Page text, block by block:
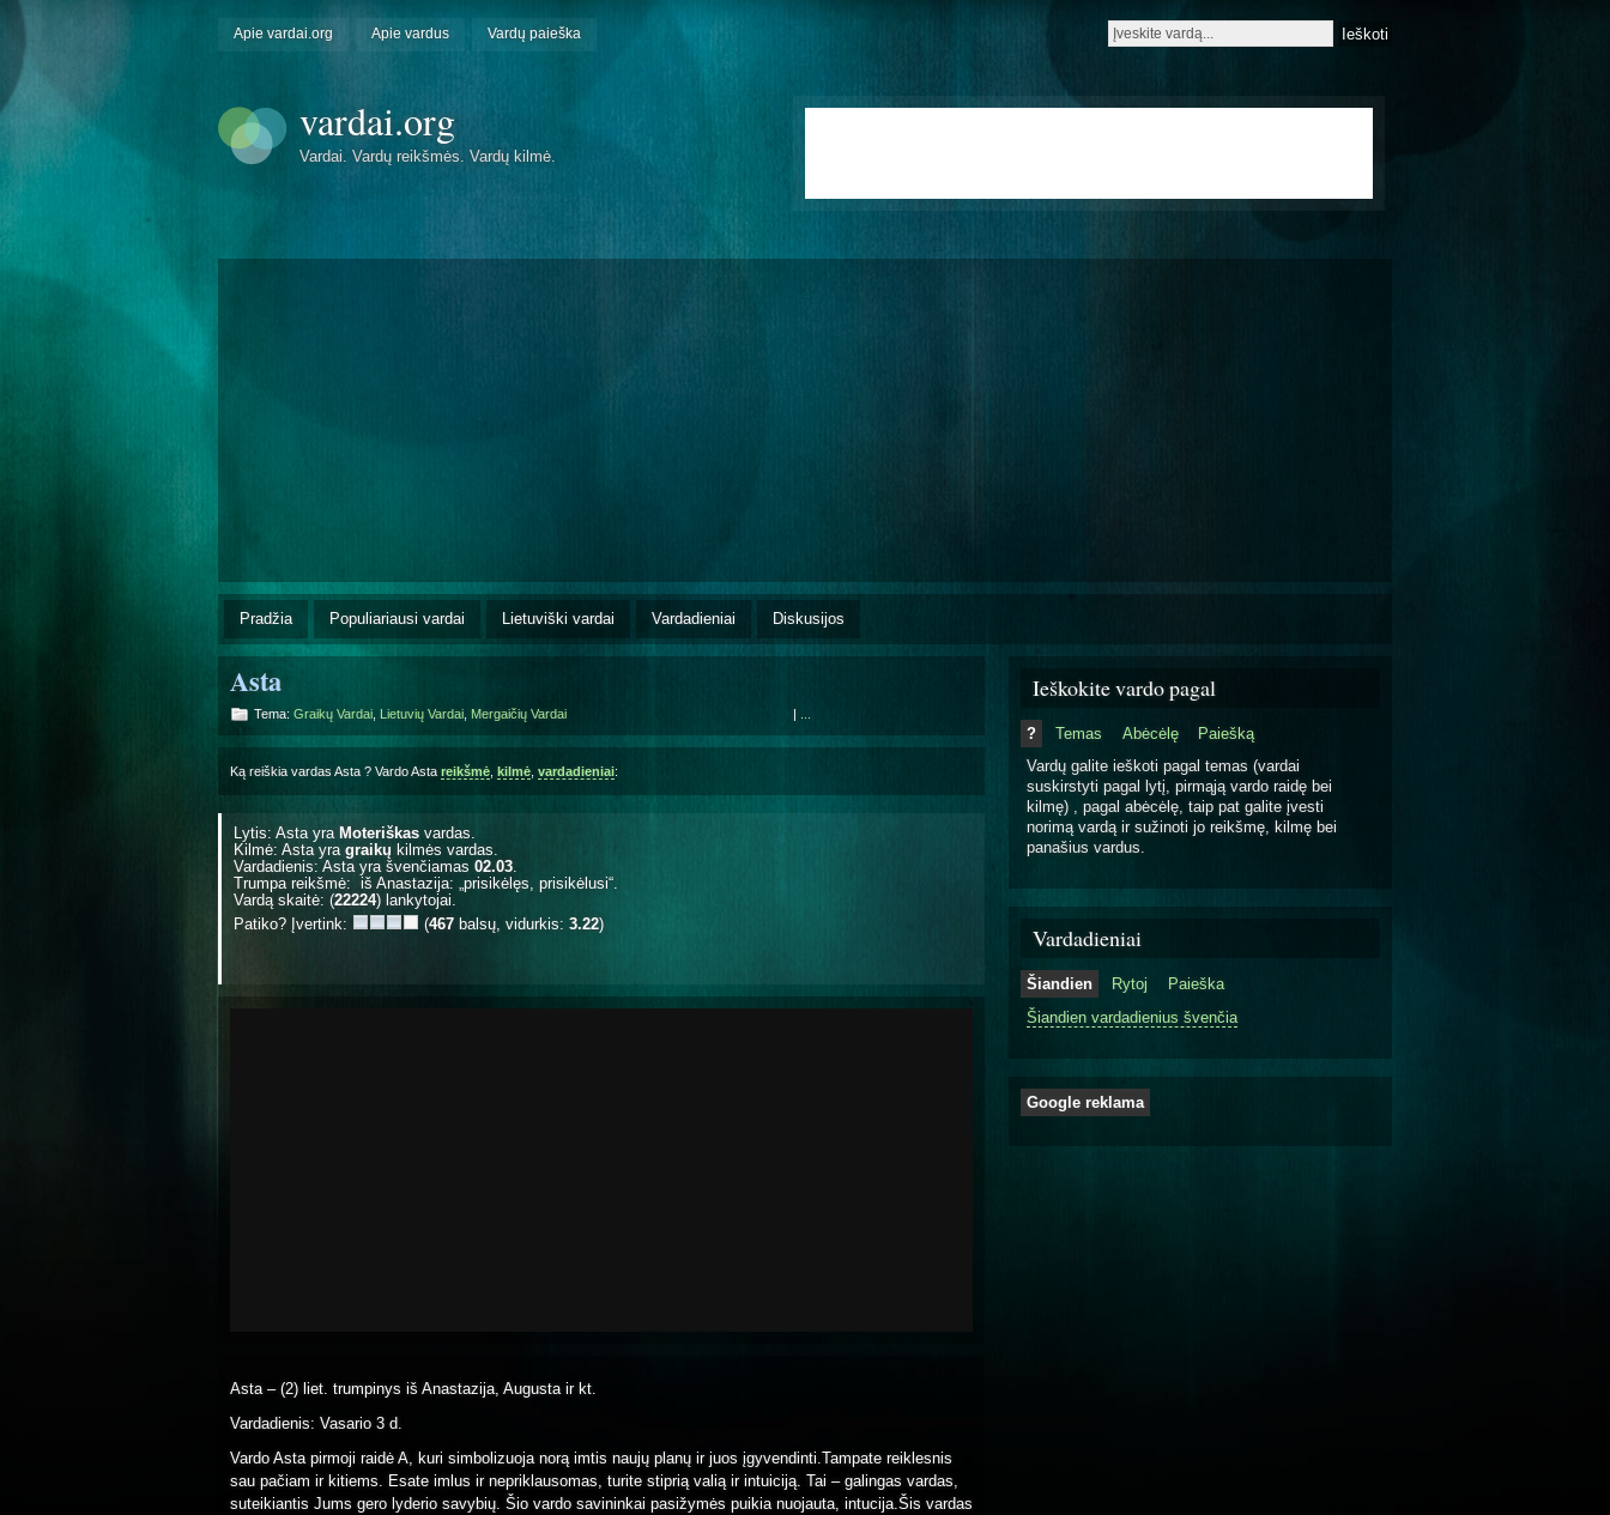
Apie vardai.org Apie vardus Vardų paieška
vardai.org
Vardai. Vardų reikšmės. Vardų kilmė.
Pradžia Populiariausi vardai Lietuviški vardai Vardadieniai Diskusijos
Asta
Tema: Graikų Vardai Lietuvių Vardai Mergaičių Vardai |
Ką reiškia vardas Asta ? Vardo Asta reikšmė kilmė vardadieniai:
Lytis: Asta yra Moteriškas vardas.
Kilmė: Asta yra graikų kilmės vardas.
Vardadienis: Asta yra švenčiamas 02.03
Trumpa reikšmė: iš Anastazija: „prisikėlęs, prisikėlusi“.
Vardą skaitė: (22224) lankytojai.
Patiko? Įvertink:
(467 balsų, vidurkis: 3.22)
Asta – (2) liet. trumpinys iš Anastazija, Augusta ir kt.
Vardadienis: Vasario 3 d.
Vardo Asta pirmoji raidė A, kuri simbolizuoja norą imtis naujų planų ir juos įgyvendinti.Tampate reiklesnis
sau pačiam ir kitiems. Esate imlus ir nepriklausomas, turite stiprią valią ir intuiciją. Tai – galingas vardas,
suteikiantis Jums gero lyderio savybių. Šio vardo savininkai pasižymės puikia nuojauta, intucija.Šis vardas
Ieškokite vardo pagal
? Temas Abėcėlę
Paiešką
Vardų galite ieškoti pagal temas (vardai
suskirstyti pagal lytį, pirmąją vardo raidę bei
kilmę) , pagal abėcėlę, taip pat galite įvesti
norimą vardą ir sužinoti jo reikšmę, kilmę bei
panašius vardus.
Vardadieniai
Šiandien Rytoj
Paieška
Šiandien vardadienius švenčia
Google reklama